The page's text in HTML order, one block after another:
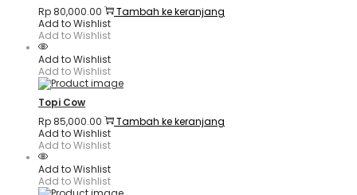
Rp 80,000.00
Tambah ke keranjang
Add to Wishlist
Add to Wishlist
Add to Wishlist
Add to Wishlist
Topi Cow
Rp 85,000.00
Tambah ke keranjang
Add to Wishlist
Add to Wishlist
Add to Wishlist
Add to Wishlist